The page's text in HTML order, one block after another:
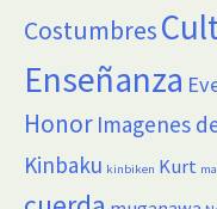
Costumbres
Enseñanza
Honor Imagenes
Kinbaku kinbiken Kurt